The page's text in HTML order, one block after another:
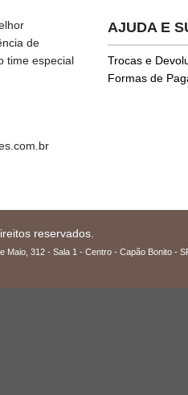
de
time especial
AJUDA E
Trocas e
Formas de
reservados.
Maio, 312 - Sala 1 - Centro - Capão Bonito -